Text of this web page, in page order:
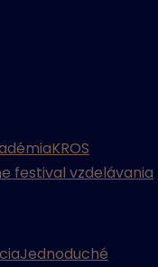
KROS
festival vzdelávania
Jednoduché